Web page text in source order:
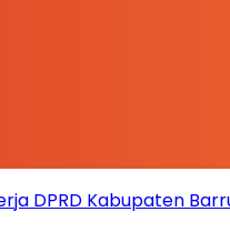
DPRD Kabupaten